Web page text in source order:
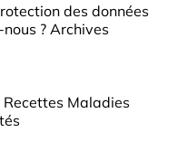
des données
? Archives
Recettes Maladies